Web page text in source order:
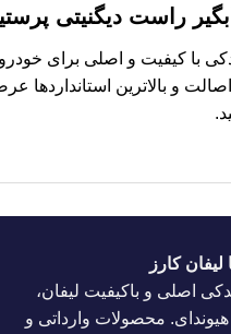
راست دیگنیتی
با کیفیت و اصلی برای
اصالت و بالاترین
کارز
اصلی و باکیفیت لیفان،
محصولات وارداتی و